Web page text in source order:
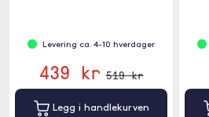
Levering ca. 4-10 hverdager
439 kr 519 kr
Legg i handlekurven